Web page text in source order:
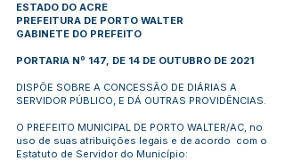
ESTADO DO ACRE
PREFEITURA DE PORTO WALTER
GABINETE DO PREFEITO
PORTARIA Nº 147, DE 14 DE OUTUBRO DE 2021
DISPÕE SOBRE A CONCESSÃO DE DIÁRIAS A
SERVIDOR PÚBLICO, E DÁ OUTRAS PROVIDÊNCIAS.
O PREFEITO MUNICIPAL DE PORTO WALTER/AC, no
uso de suas atribuições legais e de acordo com o
Estatuto de Servidor do Município: